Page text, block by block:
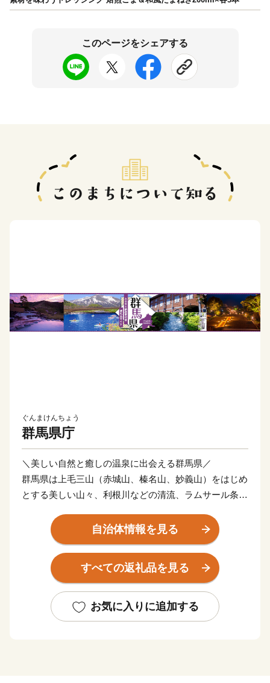
このページをシェアする
ぐんまけんちょう
群馬県庁
＼美しい自然と癒しの温泉に出会える群馬県／
群馬県は上毛三山（赤城山、榛名山、妙義山）をはじめ
とする美しい山々、利根川などの清流、ラムサール条約
美しい自然の中を散策し豊かな時間を過ごすほか、県内
各地で夏は登山・カヌー・キャニオニング・ラフティン
グ、冬はスキーやスノーボードなど様々なアクティビテ
ィを楽しむこともできます。
また、群馬県といえば温泉です。草津、伊香保、みなか
み、四万（しま）をはじめ、県内には100を超える温泉
自治体情報を見る
すべての返礼品を見る
お気に入りに追加する